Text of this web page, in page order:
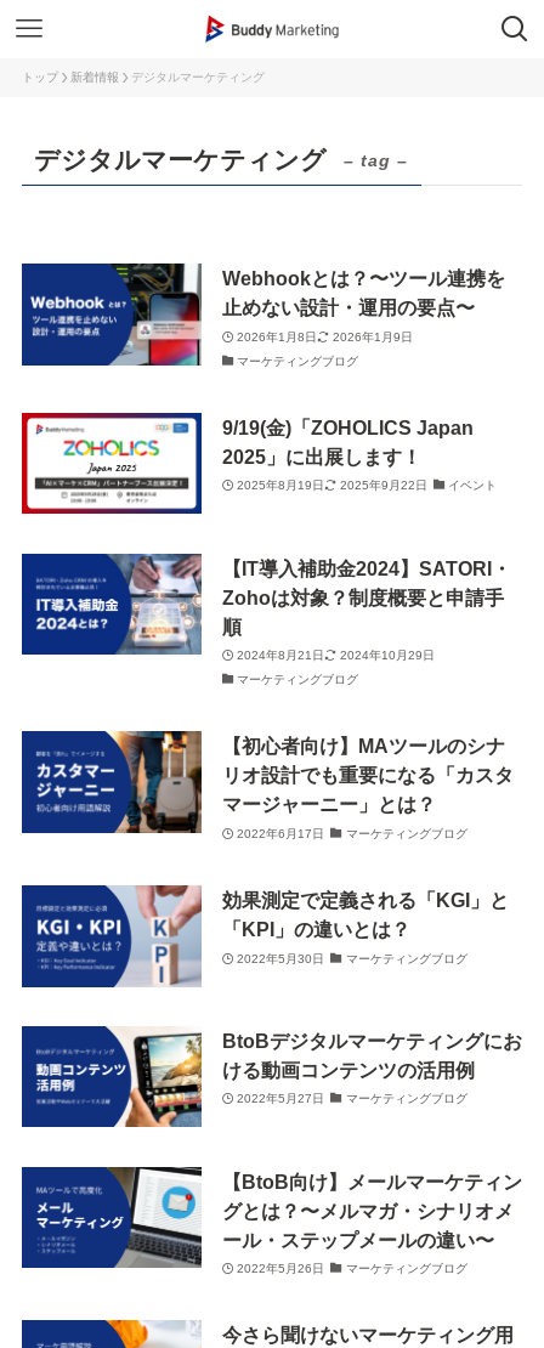
トップ 新着情報 デジタルマーケティング
デジタルマーケティング – tag –
Webhookとは？〜ツール連携を
止めない設計・運用の要点〜
2026年1月8日
2026年1月9日
マーケティングブログ
9/19(金)「ZOHOLICS Japan
2025」に出展します！
2025年8月19日 2025年9月22日 イベント
【IT導入補助金2024】SATORI・
Zohoは対象？制度概要と申請手
順
2024年8月21日
2024年10月29日
マーケティングブログ
【初心者向け】MAツールのシナ
リオ設計でも重要になる「カスタ
マージャーニー」とは？
2022年6月17日 マーケティングブログ
効果測定で定義される「KGI」と
「KPI」の違いとは？
2022年5月30日 マーケティングブログ
BtoBデジタルマーケティングにお
ける動画コンテンツの活用例
2022年5月27日 マーケティングブログ
【BtoB向け】メールマーケティン
グとは？〜メルマガ・シナリオメ
ール・ステップメールの違い〜
2022年5月26日 マーケティングブログ
今さら聞けないマーケティング用